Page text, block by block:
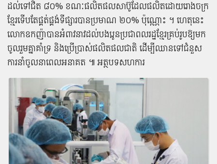
ដល់​ទៅ​ជិត ៨០% ខណៈ​ផលិតផល​សាប៊ូ​ដែល​ផលិត​ដោយ​រោងចក្រ​
ខ្មែរ​ទើបតែ​ផ្គត់ផ្គង់​ទីផ្សារ​បាន​ប្រមាណ ២០% ប៉ុណ្ណោះ ។ ហេតុនេះ
លោក​ឧកញ៉ា​បាន​អំពាវនាវ​ដល់​បងប្អូន​ប្រជាពលរដ្ឋ​ខ្មែរ​គ្រប់​រូប​ឱ្យមក​
ចូលរួម​គ្នា​គាំទ្រ និង​ប្រើប្រាស់​ផលិតផល​ជាតិ ដើម្បី​ឈាន​ទៅ​ជំនួស​
ការ​នាំ​ចូល​នា​ពេល​អនាគត ៕ អត្ថបទសហការ